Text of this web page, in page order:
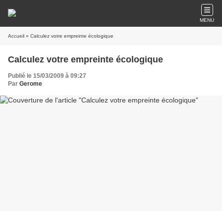
MENU
Accueil » Calculez votre empreinte écologique
Calculez votre empreinte écologique
Publié le 15/03/2009 à 09:27
Par Gerome